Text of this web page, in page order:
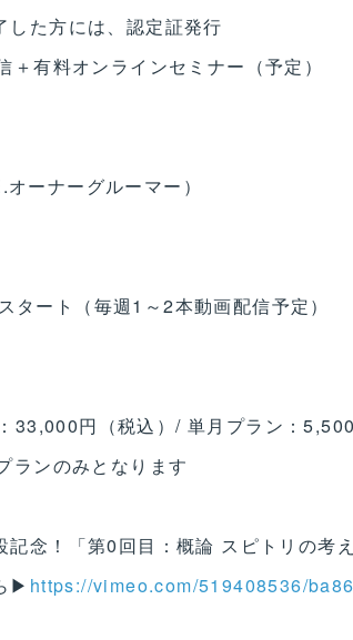
した方には、認定証発行
＋有料オンラインセミナー（予定）
ーナーグルーマー）
ート（毎週1～2本動画配信予定）
円（税込）/ 単月プラン：5,500
ランのみとなります
念！「第0回目：概論 スピトリの考
▶ https://vimeo.com/519408536/